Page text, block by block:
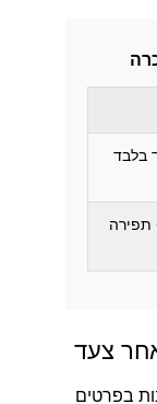
בלבד
תפירה
צעד
בפרטים